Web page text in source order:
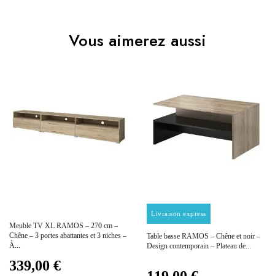
Adulte
Coloris Gris
Empilable Non Empilable
Vous devez vous connecter pour laisser un avis
Vous aimerez aussi
Meuble TV XL RAMOS – 270 cm –
Chêne – 3 portes abattantes et 3 niches –
À...
339,00 €
Livraison express
Prix
Table basse RAMOS – Chêne et noir –
Design contemporain – Plateau de...